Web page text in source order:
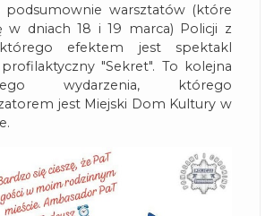
podsumownie warsztatów (które
w dniach 18 i 19 marca) Policji z
którego efektem jest spektakl
"Sekret". To kolejna
wydarzenia, którego
jest Miejski Dom Kultury w